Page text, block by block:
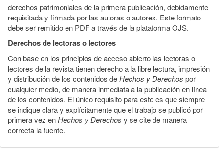
derechos patrimoniales de la primera publicación, debidamente
requisitada y firmada por las autoras o autores. Este formato
debe ser remitido en PDF a través de la plataforma OJS.
Derechos de lectoras o lectores
Con base en los principios de acceso abierto las lectoras o
lectores de la revista tienen derecho a la libre lectura, impresión
y distribución de los contenidos deHechos y Derechos por
cualquier medio, de manera inmediata a la publicación en línea
de los contenidos. El único requisito para esto es que siempre
se indique clara y explícitamente que el trabajo se publicó por
primera vez enHechos y Derechos y se cite de manera
correcta la fuente.